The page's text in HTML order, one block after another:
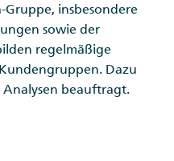
insbesondere
sowie der
regelmäßige
Dazu
beauftragt.